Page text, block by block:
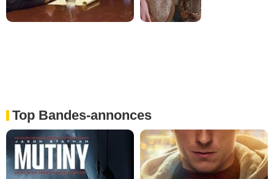
Top Bandes-annonces